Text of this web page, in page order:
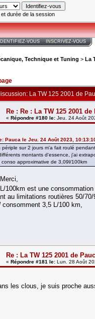
durée de la session
VOUS INSCRIVEZ-VOUS
Technique et Tuning > La
La TW 125 2001 de
Re : Re : La TW 125 2001 de
« Répondre #180 le: Jeu. 24 Août
Pauca le Jeu. 24 Août 2023,
périple sur 2 jours m'a fait roulé
montants d'essence, j'ai
conso approximative de 3,09l/100km
100km est une
au limitations routières 50/
consomment 3,5 L/100 km,
Re : La TW 125 2001 de
« Répondre #181 le: Lun. 28 Août
les clous, je suis proche